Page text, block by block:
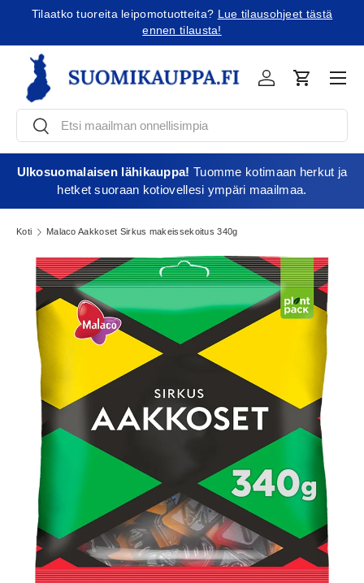
Tilaatko tuoreita leipomotuotteita? Lue tilausohjeet tästä
ennen tilausta!
EtsiEtsi
KirjauduOstoskori
Ulkosuomalaisen lähikauppa! Tuomme kotimaan herkut ja
hetket suoraan kotiovellesi ympäri maailmaa.
Koti Malaco Aakkoset Sirkus makeissekoitus 340g